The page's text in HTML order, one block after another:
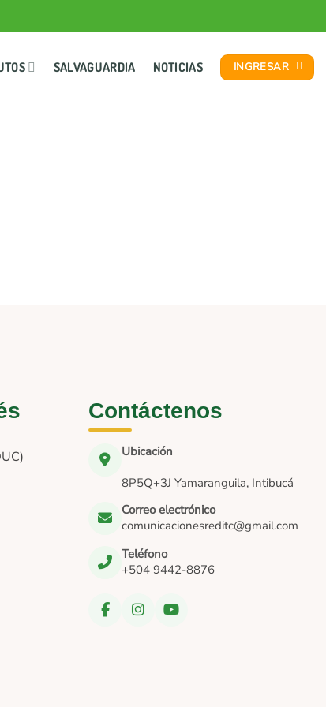
SALVAGUARDIA NOTICIAS INGRESAR
Contáctenos
Ubicación
8P5Q+3J Yamaranguila, Intibucá
Correo electrónico
comunicacionesreditc@gmail.com
Teléfono
+504 9442-8876